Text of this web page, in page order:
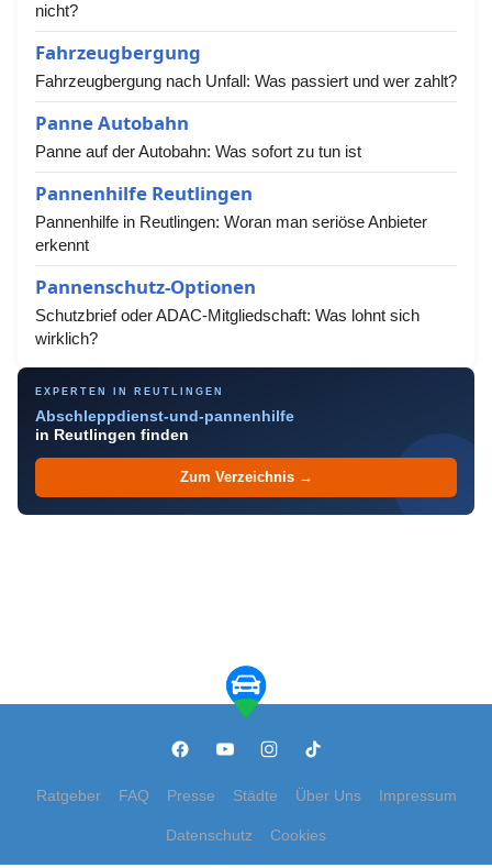
nicht?
Fahrzeugbergung
Fahrzeugbergung nach Unfall: Was passiert und wer zahlt?
Panne Autobahn
Panne auf der Autobahn: Was sofort zu tun ist
Pannenhilfe Reutlingen
Pannenhilfe in Reutlingen: Woran man seriöse Anbieter
erkennt
Pannenschutz-Optionen
Schutzbrief oder ADAC-Mitgliedschaft: Was lohnt sich
wirklich?
EXPERTEN IN REUTLINGEN
Abschleppdienst-und-pannenhilfe
in Reutlingen finden
Zum Verzeichnis →
Ratgeber FAQ Presse Städte Über Uns Impressum
Datenschutz Cookies